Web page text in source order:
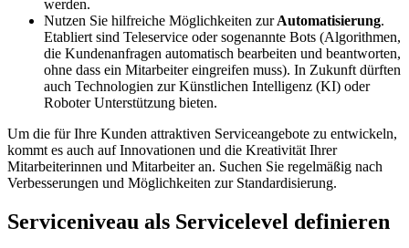
werden.
Nutzen Sie hilfreiche Möglichkeiten zurAutomatisierung.
Etabliert sind Teleservice oder sogenannte Bots (Algorithmen,
die Kundenanfragen automatisch bearbeiten und beantworten,
ohne dass ein Mitarbeiter eingreifen muss). In Zukunft dürften
auch Technologien zur Künstlichen Intelligenz (KI) oder
Roboter Unterstützung bieten.
Um die für Ihre Kunden attraktiven Serviceangebote zu entwickeln,
kommt es auch auf Innovationen und die Kreativität Ihrer
Mitarbeiterinnen und Mitarbeiter an. Suchen Sie regelmäßig nach
Verbesserungen und Möglichkeiten zur Standardisierung.
Serviceniveau als Servicelevel definieren